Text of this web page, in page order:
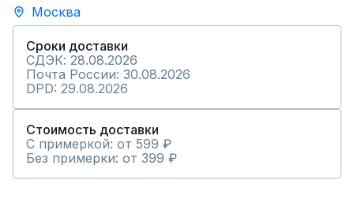
Москва
Сроки доставки
СДЭК: 28.08.2026
Почта России: 30.08.2026
DPD: 29.08.2026
Стоимость доставки
С примеркой: от 599 ₽
Без примерки: от 399 ₽